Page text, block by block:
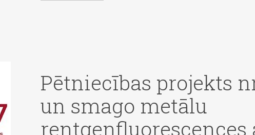
Pētniecības projekts
un smago metālu